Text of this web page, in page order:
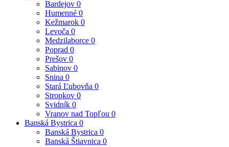
Bardejov 0
Humenné 0
Kežmarok 0
Levoča 0
Medzilaborce 0
Poprad 0
Prešov 0
Sabinov 0
Snina 0
Stará Ľubovňa 0
Stropkov 0
Svidník 0
Vranov nad Topľou 0
Banská Bystrica 0
Banská Bystrica 0
Banská Štiavnica 0